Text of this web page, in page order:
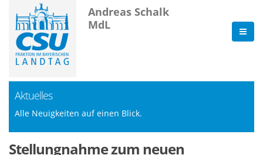
Andreas Schalk
MdL
Aktuelles
Alle Neuigkeiten auf einen Blick.
Stellungnahme zum neuen